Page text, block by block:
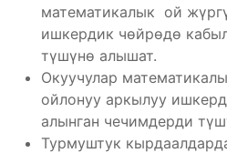
математикалык ой
ишкердик чөйрөдө
түшүнө алышат.
Окуучулар
ойлонуу аркылуу
алынган чечимдерди
Турмуштук